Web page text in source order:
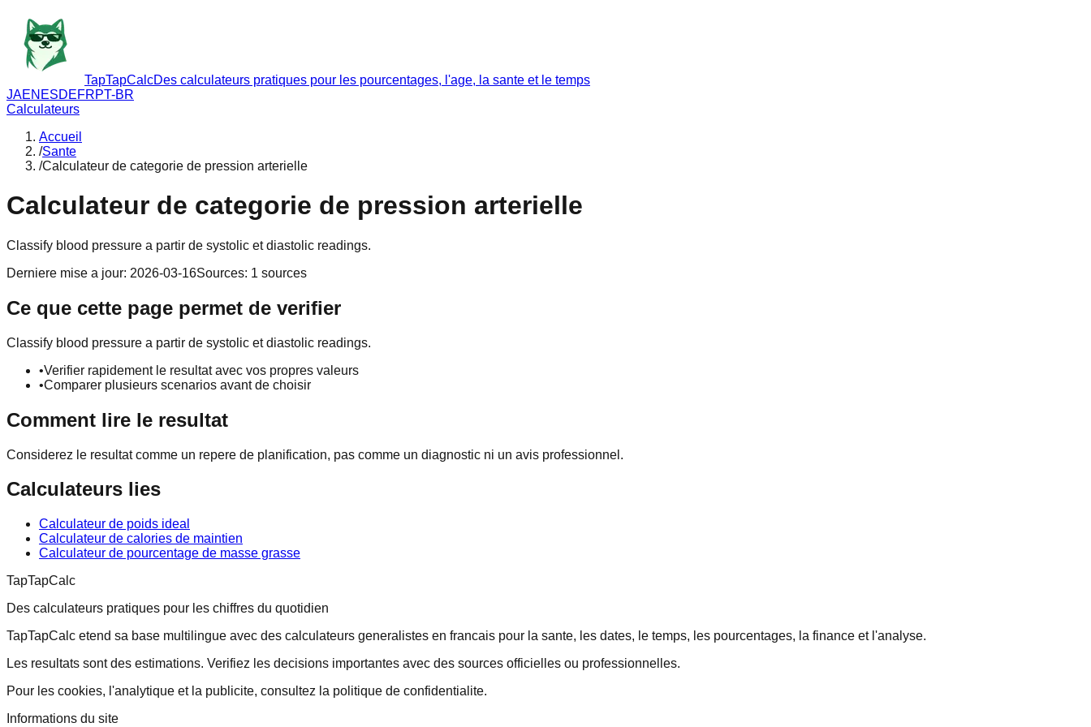
TapTapCalcDes calculateurs pratiques pour les pourcentages, l'age, la sante et le temps
JAEN ESDEFRPT-BR
Calculateurs
Accueil
/Sante
/Calculateur de categorie de pression arterielle
Calculateur de categorie de pression arterielle
Classify blood pressure a partir de systolic et diastolic readings.
Derniere mise a jour: 2026-03-16Sources: 1 sources
Ce que cette page permet de verifier
Classify blood pressure a partir de systolic et diastolic readings.
•Verifier rapidement le resultat avec vos propres valeurs
•Comparer plusieurs scenarios avant de choisir
Comment lire le resultat
Considerez le resultat comme un repere de planification, pas comme un diagnostic ni un avis professionnel.
Calculateurs lies
Calculateur de poids ideal
Calculateur de calories de maintien
Calculateur de pourcentage de masse grasse
TapTapCalc
Des calculateurs pratiques pour les chiffres du quotidien
TapTapCalc etend sa base multilingue avec des calculateurs generalistes en francais pour la sante, les dates, le temps, les pourcentages, la finance et l'analyse.
Les resultats sont des estimations. Verifiez les decisions importantes avec des sources officielles ou professionnelles.
Pour les cookies, l'analytique et la publicite, consultez la politique de confidentialite.
Informations du site